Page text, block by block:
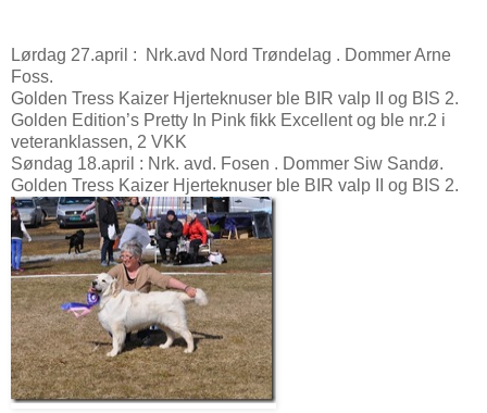
Lørdag 27.april : Nrk.avd Nord Trøndelag . Dommer Arne
Foss.
Golden Tress Kaizer Hjerteknuser ble BIR valp II og BIS 2.
Golden Edition’s Pretty In Pink fikk Excellent og ble nr.2 i
veteranklassen, 2 VKK
Søndag 18.april : Nrk. avd. Fosen . Dommer Siw Sandø.
Golden Tress Kaizer Hjerteknuser ble BIR valp II og BIS 2.